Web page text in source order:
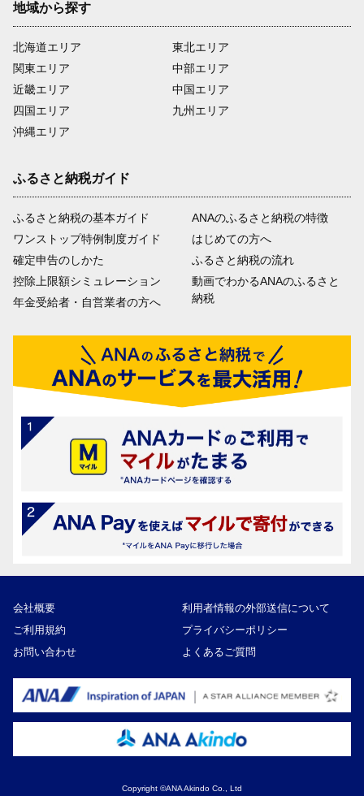
地域から探す
北海道エリア
関東エリア
近畿エリア
四国エリア
沖縄エリア
東北エリア
中部エリア
中国エリア
九州エリア
ふるさと納税ガイド
ふるさと納税の基本ガイド
ワンストップ特例制度ガイド
確定申告のしかた
控除上限額シミュレーション
年金受給者・自営業者の方へ
ANAのふるさと納税の特徴
はじめての方へ
ふるさと納税の流れ
動画でわかるANAのふるさと
納税
会社概要
利用者情報の外部送信について
ご利用規約
プライバシーポリシー
お問い合わせ
よくあるご質問
Copyright ©ANA Akindo Co., Ltd